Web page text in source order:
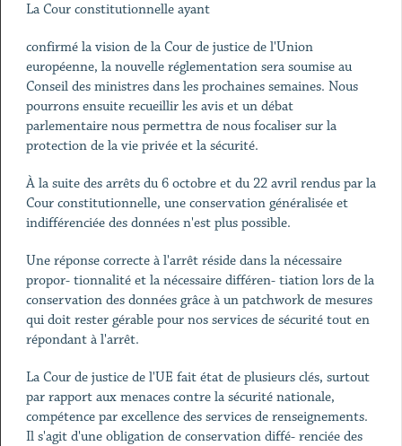
La Cour constitutionnelle ayant
confirmé la vision de la Cour de justice de l'Union
européenne, la nouvelle réglementation sera soumise au
Conseil des ministres dans les prochaines semaines. Nous
pourrons ensuite recueillir les avis et un débat
parlementaire nous permettra de nous focaliser sur la
protection de la vie privée et la sécurité.
À la suite des arrêts du 6 octobre et du 22 avril rendus par la
Cour constitutionnelle, une conservation généralisée et
indifférenciée des données n'est plus possible.
Une réponse correcte à l'arrêt réside dans la nécessaire
propor- tionnalité et la nécessaire différen- tiation lors de la
conservation des données grâce à un patchwork de mesures
qui doit rester gérable pour nos services de sécurité tout en
répondant à l'arrêt.
La Cour de justice de l'UE fait état de plusieurs clés, surtout
par rapport aux menaces contre la sécurité nationale,
compétence par excellence des services de renseignements.
Il s'agit d'une obligation de conservation diffé- renciée des